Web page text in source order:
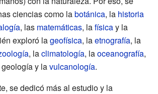
ciencias como labotánica, la historia
, las matemáticas, lafísicay la
exploró lageofísica, laetnografía, la
, laclimatología, laoceanografía,
geología y lavulcanología.
se dedicó más al estudio y la